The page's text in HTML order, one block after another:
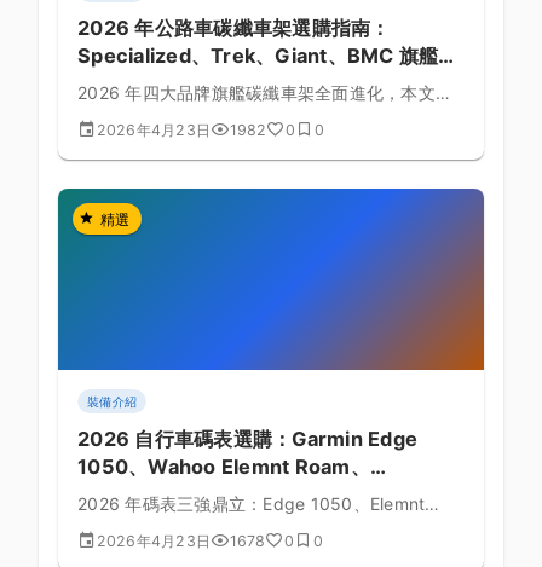
2026 年公路車碳纖車架選購指南：
Specialized、Trek、Giant、BMC 旗艦對
比
2026 年四大品牌旗艦碳纖車架全面進化，本文從
剛性、空力、重量、台灣售價等面向，幫你挑出最
適合的那一台。
2026年4月23日 1982 0 0
精選
裝備介紹
2026 自行車碼表選購：Garmin Edge
1050、Wahoo Elemnt Roam、
Hammerhead Karoo 3 對決
2026 年碼表三強鼎立：Edge 1050、Elemnt
Roam v2、Karoo 3。本文深度對比功能、操作、
地圖、售價。
2026年4月23日 1678 0 0